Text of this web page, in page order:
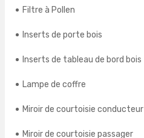
Filtre à Pollen
Inserts de porte bois
Inserts de tableau de bord bois
Lampe de coffre
Miroir de courtoisie conducteur
Miroir de courtoisie passager